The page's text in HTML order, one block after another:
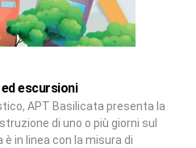
escursioni
APT Basilicata presenta la
di uno o più giorni sul
è in linea con la misura di